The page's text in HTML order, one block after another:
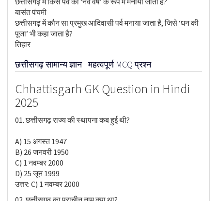
बासंत पंचमी
छत्तीसगढ़ में कौन सा प्रमुख आदिवासी पर्व मनाया जाता है, जिसे ‘धन की
पूजा’ भी कहा जाता है?
तिहार
छत्तीसगढ़ सामान्य ज्ञान | महत्वपूर्ण MCQ प्रश्न
Chhattisgarh GK Question in Hindi
2025
01. छत्तीसगढ़ राज्य की स्थापना कब हुई थी?
A) 15 अगस्त 1947
B) 26 जनवरी 1950
C) 1 नवम्बर 2000
D) 25 जून 1999
उत्तर: C) 1 नवम्बर 2000